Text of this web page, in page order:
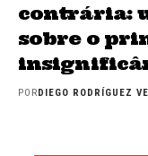
contrária:
sobre o
PORDIEGO RODRÍGUEZ